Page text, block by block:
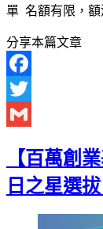
單 名額有限，額
分享本篇文章
Facebook
Twitter
【百萬創
日之星選